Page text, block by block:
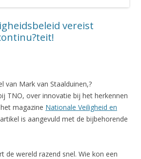
vereist
van Mark van Staalduinen,?
TNO, over innovatie bij het herkennen
magazine Nationale Veiligheid en
is aangevuld met de bijbehorende
de wereld razend snel. Wie kon een